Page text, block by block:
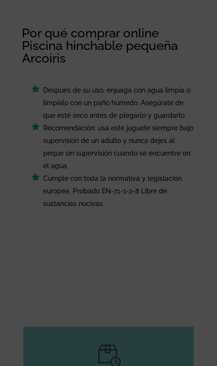
Por qué comprar online
Piscina hinchable pequeña
Arcoiris
Después de su uso, enjuaga con agua limpia o
límpialo con un paño húmedo. Asegúrate de
que esté seco antes de plegarlo y guardarlo.
Recomendación: usa este juguete siempre bajo
supervisión de un adulto y nunca dejes al
peque sin supervisión cuando se encuentre en
el agua.
Cumple con toda la normativa y legislación
europea. Probado EN-71-1-2-8 Libre de
sustancias nocivas.